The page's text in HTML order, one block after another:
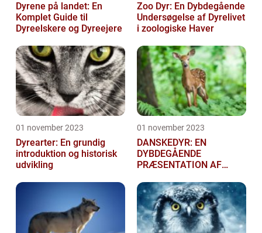
Dyrene på landet: En
Komplet Guide til
Dyreelskere og Dyreejere
Zoo Dyr: En Dybdegående
Undersøgelse af Dyrelivet
i zoologiske Haver
01 november 2023
Dyrearter: En grundig
introduktion og historisk
udvikling
01 november 2023
DANSKEDYR: EN
DYBDEGÅENDE
PRÆSENTATION AF